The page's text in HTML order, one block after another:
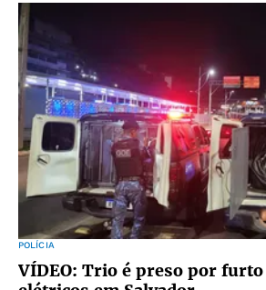
POLÍCIA
VÍDEO: Trio é preso por furto